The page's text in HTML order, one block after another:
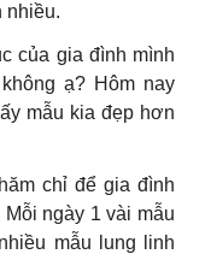
nhiều.
của gia đình mình
ạ? Hôm nay
mẫu kia đẹp hơn
chỉ để gia đình
Mỗi ngày 1 vài mẫu
mẫu lung linh